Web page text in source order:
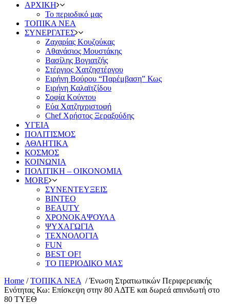
ΑΡΧΙΚΗ
Το περιοδικό μας
ΤΟΠΙΚΑ ΝΕΑ
ΣΥΝΕΡΓΑΤΕΣ
Ζαχαρίας Κουζούκας
Αθανάσιος Μουστάκης
Βασίλης Βογιατζής
Στέργιος Χατζηστέργου
Ειρήνη Βούρου “Παρέμβαση” Κως
Ειρήνη Καλαϊτζίδου
Σοφία Κούντου
Εύα Χατζηχριστοφή
Chef Χρήστος Ξεραξούδης
ΥΓΕΙΑ
ΠΟΛΙΤΙΣΜΟΣ
ΑΘΛΗΤΙΚΑ
ΚΟΣΜΟΣ
ΚΟΙΝΩΝΙΑ
ΠΟΛΙΤΙΚΗ – ΟΙΚΟΝΟΜΙΑ
MORE
ΣΥΝΕΝΤΕΥΞΕΙΣ
ΒΙΝΤΕΟ
BEAUTY
ΧΡΟΝΟΚΑΨΟΥΛΑ
ΨΥΧΑΓΩΓΙΑ
ΤΕΧΝΟΛΟΓΙΑ
FUN
BEST OF!
ΤΟ ΠΕΡΙΟΔΙΚΟ ΜΑΣ
Home /ΤΟΠΙΚΑ ΝΕΑ /Ένωση Στρατιωτικών Περιφερειακής
Ενότητας Κω: Επίσκεψη στην 80 ΑΔΤΕ και δωρεά απινιδωτή στο
80 ΤΥΕΘ